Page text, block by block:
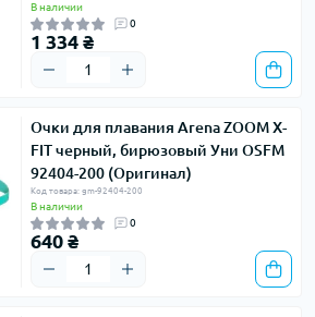
В наличии
0
1 334 ₴
Очки для плавания Arena ZOOM X-
FIT черный, бирюзовый Уни OSFM
92404-200 (Оригинал)
Код товара: gm-92404-200
В наличии
0
640 ₴